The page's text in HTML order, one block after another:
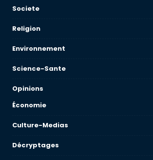
Societe
Religion
Environnement
Science-Sante
Opinions
Économie
Culture-Medias
Décryptages